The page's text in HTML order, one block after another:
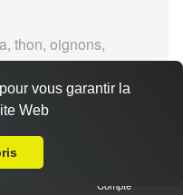
thon, oignons,
Compte
vous garantir la
Web